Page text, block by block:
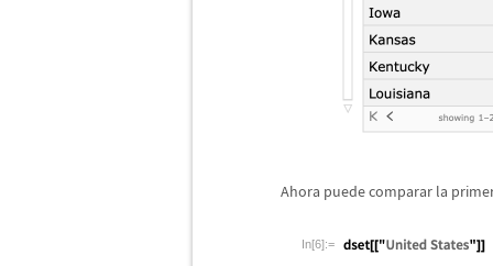
Ahora puede comparar la
In[6]:=